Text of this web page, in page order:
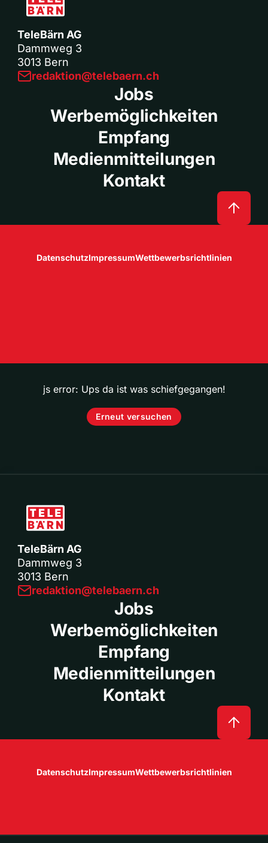
TeleBärn AG
Dammweg 3
3013 Bern
redaktion@telebaern.ch
Jobs
Werbemöglichkeiten
Empfang
Medienmitteilungen
Kontakt
DatenschutzImpressumWettbewerbsrichtlinien
js error: Ups da ist was schiefgegangen!
Erneut versuchen
TeleBärn AG
Dammweg 3
3013 Bern
redaktion@telebaern.ch
Jobs
Werbemöglichkeiten
Empfang
Medienmitteilungen
Kontakt
DatenschutzImpressumWettbewerbsrichtlinien